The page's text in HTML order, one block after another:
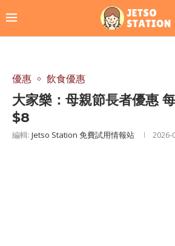
優惠 飲食優惠
大家樂：母親節長者優惠
$8
編輯: Jetso Station 免費試用情報站 2026-